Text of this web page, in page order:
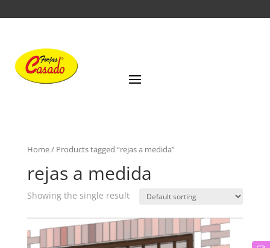
Home/ Products tagged “rejas a medida”
rejas a medida
Showing the single result